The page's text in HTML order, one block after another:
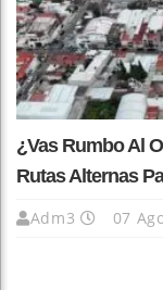
¿Vas Rumbo Al
Rutas Alternas
Adm3 07